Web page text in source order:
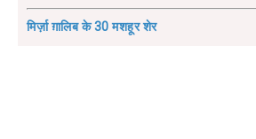
मिर्ज़ा ग़ालिब के 30 मशहूर शेर